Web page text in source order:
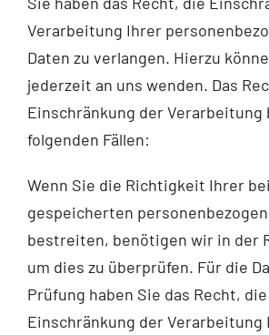
Verarbeitung Ihrer
Daten zu verlangen. Hierzu
jederzeit an uns wenden. Das
Einschränkung der Verarbeitung
folgenden Fällen:
Wenn Sie die Richtigkeit Ihrer
gespeicherten
bestreiten, benötigen wir in der
um dies zu überprüfen. Für die
Prüfung haben Sie das Recht, die
Einschränkung der Verarbeitung